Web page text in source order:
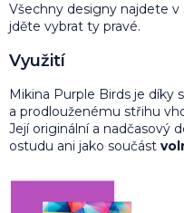
Všechny designy najdete v
jděte vybrat ty pravé.
Využití
Mikina Purple Birds je
a prodlouženému střihu
Její originální a nadčasový
ostudu ani jako součást